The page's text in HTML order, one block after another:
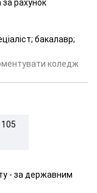
рахунок
бакалавр;
коледж
- за державним